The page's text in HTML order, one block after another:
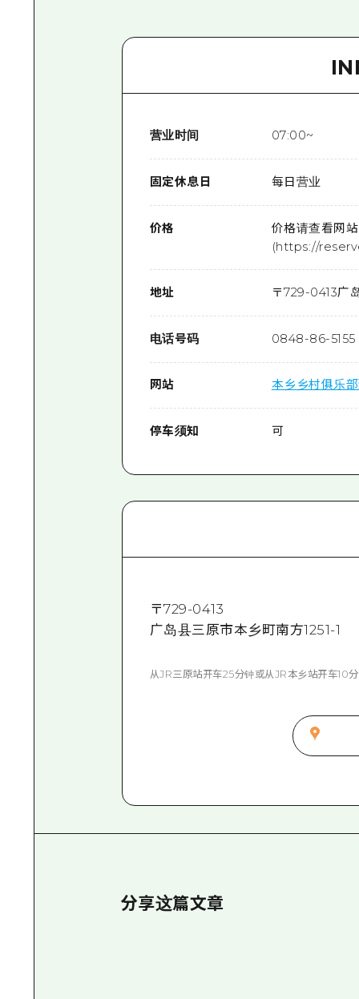
营业时间 07:00~
固定休息日 每日营业
价格
价格请查看网站
(https://
地址 〒729-0413广
电话号码 0848-86-5155
网站 本乡乡村俱乐
停车须知 可
〒729-0413
广岛县三原市本乡町南方1251-1
从JR三原站开车25分钟或从JR本乡站开车10
分享这篇文章